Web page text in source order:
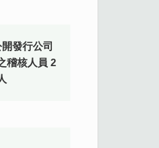
發行公司
稽核人員 2